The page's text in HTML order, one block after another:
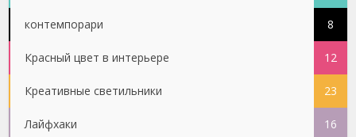
контемпорари 8
Красный цвет в интерьере 12
Креативные светильники 23
Лайфхаки 16